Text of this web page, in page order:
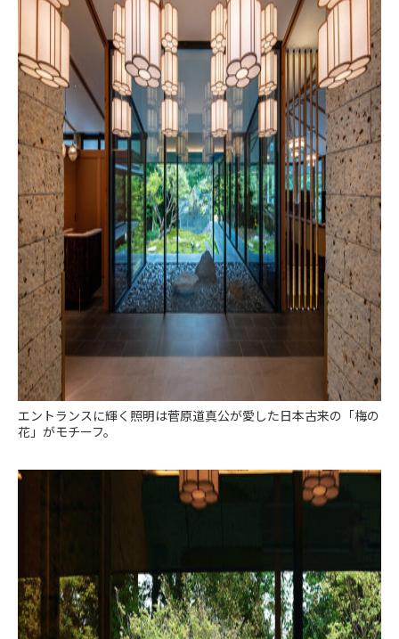
エントランスに輝く照明は菅原道真公が愛した日本古来の「梅の
花」がモチーフ。